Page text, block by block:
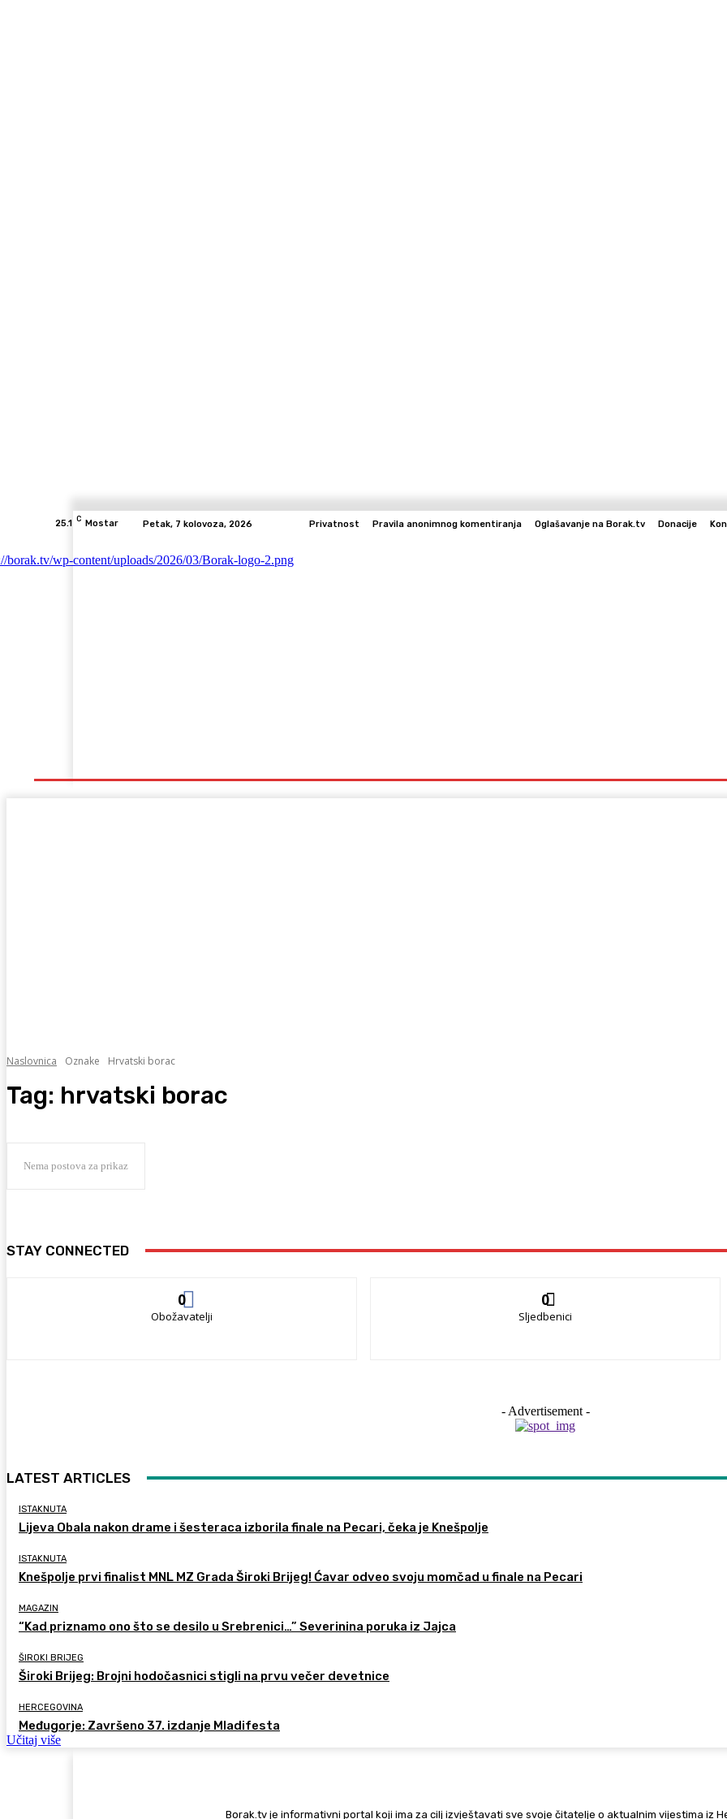
25.1 C Mostar Petak, 7 kolovoza, 2026 Privatnost Pravila anonimnog komentiranja Oglašavanje na Borak.tv Donacije
Naslovnica Oznake Hrvatski borac
Tag: hrvatski borac
Nema postova za prikaz
STAY CONNECTED
0
Obožavatelji
0
Sljedbenici
- Advertisement -
LATEST ARTICLES
ISTAKNUTA
Lijeva Obala nakon drame i šesteraca izborila finale na Pecari, čeka je Knešpolje
ISTAKNUTA
Knešpolje prvi finalist MNL MZ Grada Široki Brijeg! Ćavar odveo svoju momčad u finale na Pecari
MAGAZIN
“Kad priznamo ono što se desilo u Srebrenici…” Severinina poruka iz Jajca
ŠIROKI BRIJEG
Široki Brijeg: Brojni hodočasnici stigli na prvu večer devetnice
HERCEGOVINA
Međugorje: Završeno 37. izdanje Mladifesta
Učitaj više
Borak.tv je informativni portal koji ima za cilj izvještavati sve svoje čitatelje o aktualnim vijestima iz